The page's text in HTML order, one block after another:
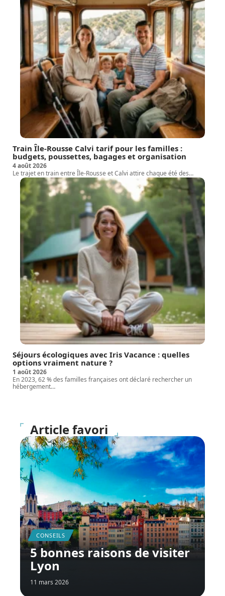
Train Île-Rousse Calvi tarif pour les familles :
budgets, poussettes, bagages et organisation
4 août 2026
Le trajet en train entre Île-Rousse et Calvi attire chaque été des…
Séjours écologiques avec Iris Vacance : quelles
options vraiment nature ?
1 août 2026
En 2023, 62 % des familles françaises ont déclaré rechercher un
hébergement…
Article favori
CONSEILS
5 bonnes raisons de visiter
Lyon
11 mars 2026